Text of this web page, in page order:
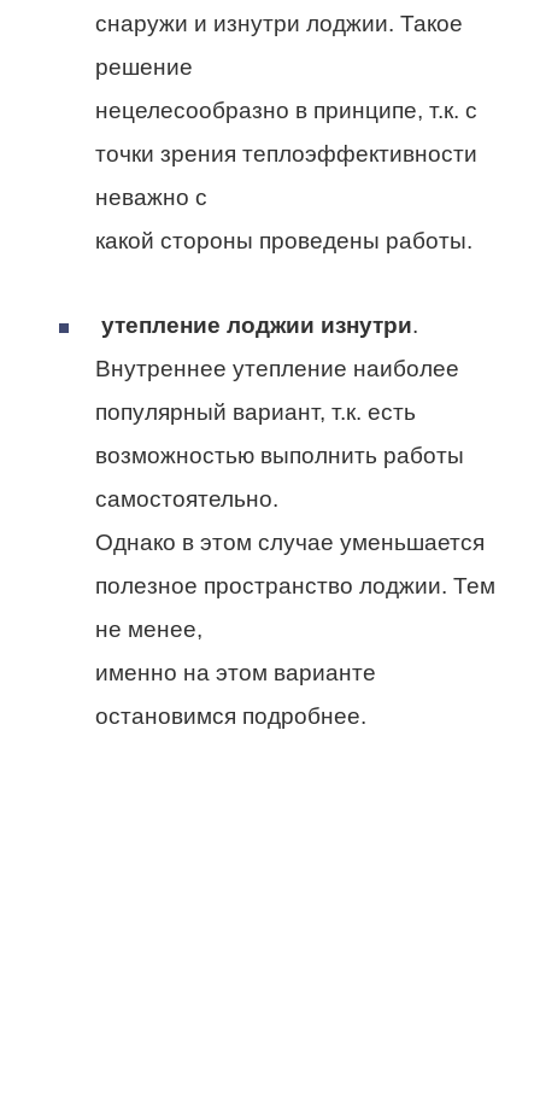
снаружи и изнутри лоджии. Такое
решение
нецелесообразно в принципе, т.к. с
точки зрения теплоэффективности
неважно с
какой стороны проведены работы.
утепление лоджии изнутри.
Внутреннее утепление наиболее
популярный вариант, т.к. есть
возможностью выполнить работы
самостоятельно.
Однако в этом случае уменьшается
полезное пространство лоджии. Тем
не менее,
именно на этом варианте
остановимся подробнее.